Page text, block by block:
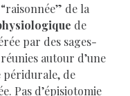
de la
de
par des sages-
autour d’une
péridurale, de
Pas d’épisiotomie